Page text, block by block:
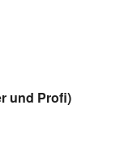
und Profi)